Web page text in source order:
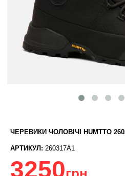
ЧЕРЕВИКИ ЧОЛОВІЧІ HUMTTO
АРТИКУЛ: 260317A1
3250